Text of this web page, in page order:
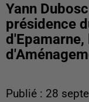
Yann
présidence
Publié : 28